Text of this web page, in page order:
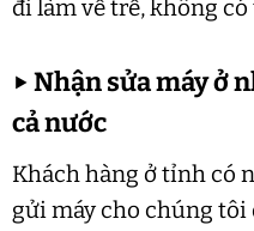
đi làm về trễ, không
▶Nhận sửa máy ở
cả nước
Khách hàng ở tỉnh có
gửi máy cho chúng tôi